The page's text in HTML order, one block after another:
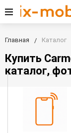
Главная Каталог
Купить
каталог,